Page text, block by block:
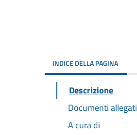
INDICE DELLA PAGINA
Descrizione
Documenti allegati
A cura di